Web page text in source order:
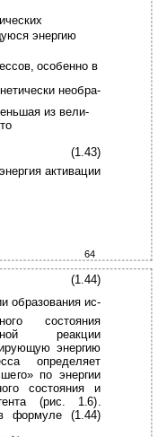
энергию
особенно в
необра-
из вели-
(1.43)
активации
64
(1.44)
образования ис-
состояния
реакции
энергию
определяет
по энергии
состояния и
(рис. 1.6).
формуле (1.44)